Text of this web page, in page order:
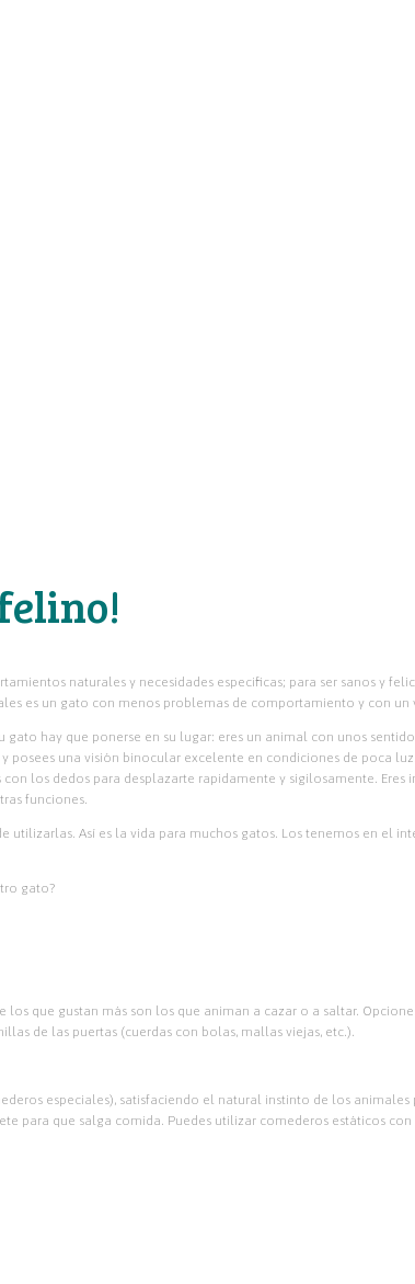
naturales y necesidades especificas; para ser sanos y
es un gato con menos problemas de comportamiento y con un
hay que ponerse en su lugar: eres un animal con unos
una visión binocular excelente en condiciones de poca luz.
con los dedos para desplazarte rapidamente y sigilosamente.
funciones.
Así es la vida para muchos gatos. Los tenemos en el
gato?
que gustan más son los que animan a cazar o a saltar.
de las puertas (cuerdas con bolas, mallas viejas, etc.).
especiales), satisfaciendo el natural instinto de los
para que salga comida. Puedes utilizar comederos estáticos